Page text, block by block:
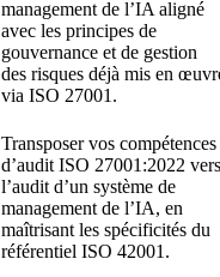
management de l’IA aligné
avec les principes de
gouvernance et de gestion
des risques déjà mis en
via ISO 27001.
Transposer vos compétences
d’audit ISO 27001:2022 vers
l’audit d’un système de
management de l’IA, en
maîtrisant les spécificités du
référentiel ISO 42001.